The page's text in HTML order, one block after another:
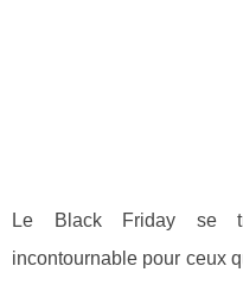
Le Black Friday se
incontournable pour ceux